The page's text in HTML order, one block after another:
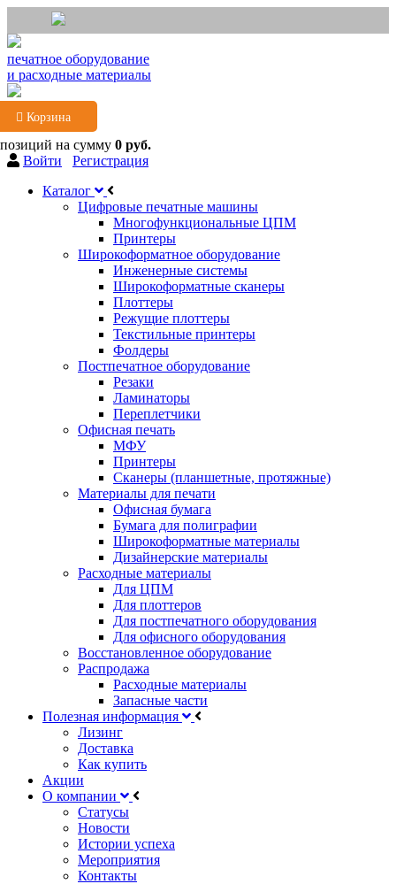
печатное оборудование
и расходные материалы
Корзина
на сумму 0 руб.
Войти
Регистрация
Каталог
Цифровые печатные машины
Многофункциональные ЦПМ
Принтеры
Широкоформатное оборудование
Инженерные системы
Широкоформатные сканеры
Плоттеры
Режущие плоттеры
Текстильные принтеры
Фолдеры
Постпечатное оборудование
Резаки
Ламинаторы
Переплетчики
Офисная печать
МФУ
Принтеры
Сканеры (планшетные, протяжные)
Материалы для печати
Офисная бумага
Бумага для полиграфии
Широкоформатные материалы
Дизайнерские материалы
Расходные материалы
Для ЦПМ
Для плоттеров
Для постпечатного оборудования
Для офисного оборудования
Восстановленное оборудование
Распродажа
Расходные материалы
Запасные части
Полезная информация
Лизинг
Доставка
Как купить
Акции
О компании
Статусы
Новости
Истории успеха
Мероприятия
Контакты